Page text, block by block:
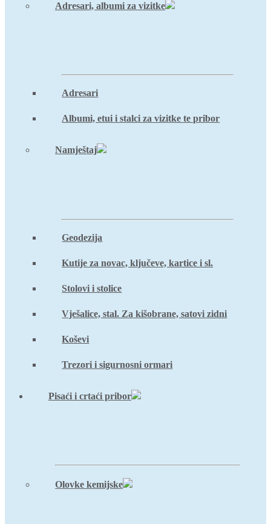
Adresari, albumi za vizitke
Adresari
Albumi, etui i stalci za vizitke te pribor
Namještaj
Geodezija
Kutije za novac, ključeve, kartice i sl.
Stolovi i stolice
Vješalice, stal. Za kišobrane, satovi zidni
Koševi
Trezori i sigurnosni ormari
Pisaći i crtaći pribor
Olovke kemijske